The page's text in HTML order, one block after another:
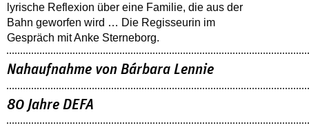
lyrische Reflexion über eine ­Familie, die aus der
Bahn geworfen wird … Die Regisseurin im
Gespräch mit Anke Sterneborg.
Nahaufnahme von Bárbara Lennie
80 Jahre DEFA